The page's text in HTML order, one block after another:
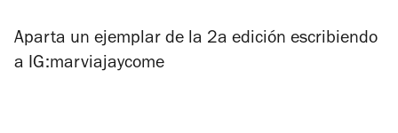
Aparta un ejemplar de la 2a edición escribiendo
a IG:marviajaycome